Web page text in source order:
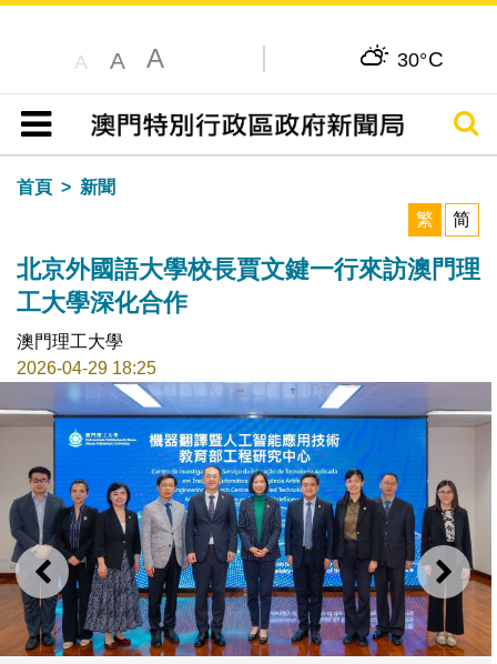
A A A 30°C
目錄
搜尋
首頁
新聞
繁
简
北京外國語大學校長賈文鍵一行來訪澳門理
工大學深化合作
澳門理工大學
2026-04-29 18:25
上一則 下一